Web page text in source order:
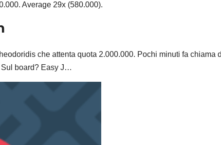
Average 29x (580.000).
che attenta quota 2.000.000. Pochi minuti fa chiama
Sul board? Easy J…